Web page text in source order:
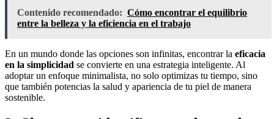
Contenido recomendado: Cómo encontrar el equilibrio
entre la belleza y la eficiencia en el trabajo
En un mundo donde las opciones son infinitas, encontrar la eficacia
en la simplicidad se convierte en una estrategia inteligente. Al
adoptar un enfoque minimalista, no solo optimizas tu tiempo, sino
que también potencias la salud y apariencia de tu piel de manera
sostenible.